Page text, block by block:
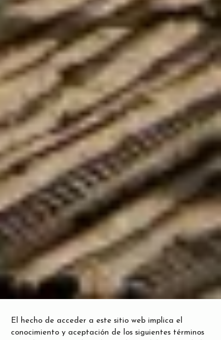
El hecho de acceder a este sitio web implica el
conocimiento y aceptación de los siguientes términos